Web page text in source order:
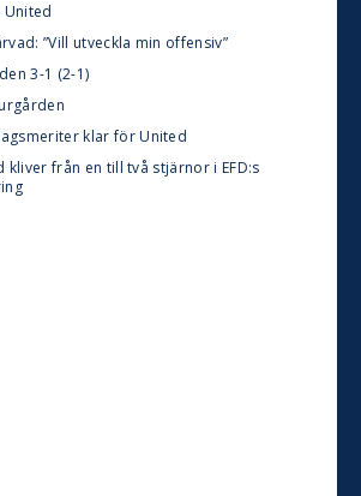
United
”Vill utveckla min offensiv”
3-1 (2-1)
klar för United
kliver från en till två stjärnor i EFD:s